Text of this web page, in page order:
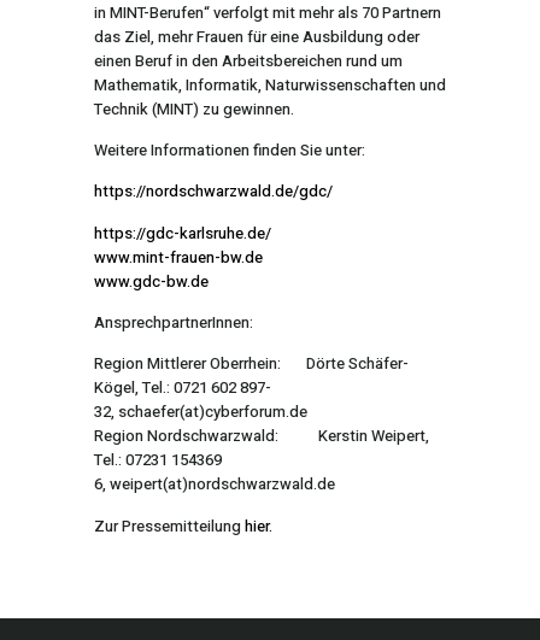
in MINT-Berufen“ verfolgt mit mehr als 70 Partnern
das Ziel, mehr Frauen für eine Ausbildung oder
einen Beruf in den Arbeitsbereichen rund um
Mathematik, Informatik, Naturwissenschaften und
Technik (MINT) zu gewinnen.
Weitere Informationen finden Sie unter:
https://nordschwarzwald.de/gdc/
https://gdc-karlsruhe.de/
www.mint-frauen-bw.de
www.gdc-bw.de
AnsprechpartnerInnen:
Region Mittlerer Oberrhein: Dörte Schäfer-
Kögel, Tel.: 0721 602 897-
32, schaefer(at)cyberforum.de
Region Nordschwarzwald: Kerstin Weipert,
Tel.: 07231 154369
6,weipert(at)nordschwarzwald.de
Zur Pressemitteilung hier.